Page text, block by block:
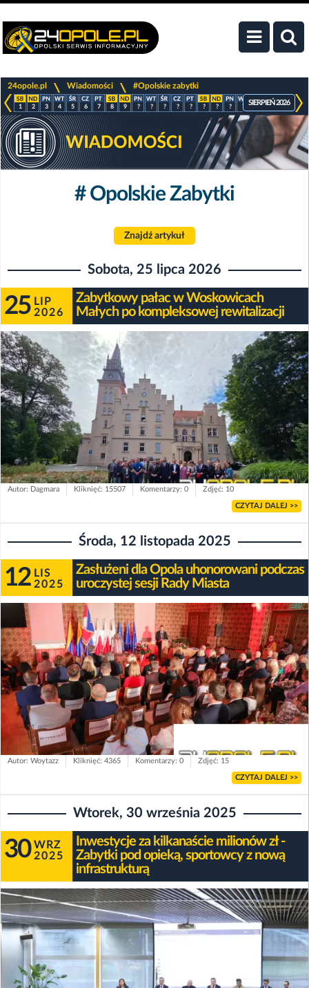
24opole.pl Wiadomości #Opolskie zabytki
1 2 3 4 5 6 7 8 9 ? ? ? ? ? ? ? ? ? ? ? ?
SIERPIEŃ 2026
# Opolskie Zabytki
Znajdź artykuł
Sobota, 25 lipca 2026
25 LIP
2026
Zabytkowy pałac w Woskowicach
Małych po kompleksowej rewitalizacji
Autor: Dagmara Kliknięć: 15507 Komentarzy: 0 Zdjęć: 10
CZYTAJ DALEJ >>
Środa, 12 listopada 2025
12 LIS
2025
Zasłużeni dla Opola uhonorowani podczas
uroczystej sesji Rady Miasta
Autor: Woytazz Kliknięć: 4365 Komentarzy: 0 Zdjęć: 15
CZYTAJ DALEJ >>
Wtorek, 30 września 2025
30 WRZ
2025
Inwestycje za kilkanaście milionów zł -
Zabytki pod opieką, sportowcy z nową
infrastrukturą